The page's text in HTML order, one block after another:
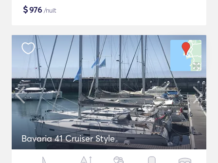
$976 /nuit
Bavaria 41 Cruiser Style